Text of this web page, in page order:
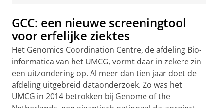
GCC: een nieuwe screeningtool
voor erfelijke ziektes
Het Genomics Coordination Centre, de afdeling Bio-
informatica van het UMCG, vormt daar in zekere zin
een uitzondering op. Al meer dan tien jaar doet de
afdeling uitgebreid dataonderzoek. Zo was het
UMCG in 2014 betrokken bij Genome of the